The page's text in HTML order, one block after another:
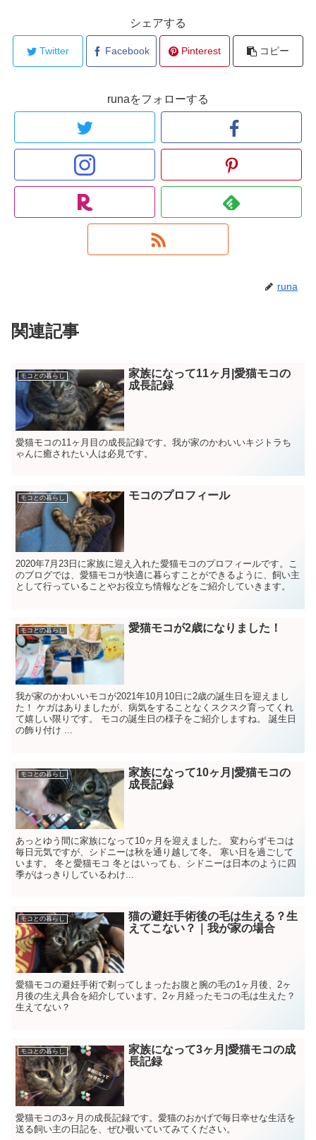
シェアする
Twitter Facebook Pinterest コピー
runaをフォローする
runa
関連記事
モコとの暮らし
家族になって11ヶ月|愛猫モコの
成長記録
愛猫モコの11ヶ月目の成長記録です。我が家のかわいいキジトラち
ゃんに癒されたい人は必見です。
モコとの暮らし モコのプロフィール
2020年7月23日に家族に迎え入れた愛猫モコのプロフィールです。こ
のブログでは、愛猫モコが快適に暮らすことができるように、飼い主
として行っていることやお役立ち情報などをご紹介していきます。
モコとの暮らし 愛猫モコが2歳になりました！
我が家のかわいいモコが2021年10月10日に2歳の誕生日を迎えまし
た！ ケガはありましたが、病気をすることなくスクスク育ってくれ
て嬉しい限りです。 モコの誕生日の様子をご紹介しますね。 誕生日
の飾り付け ...
モコとの暮らし
家族になって10ヶ月|愛猫モコの
成長記録
あっとゆう間に家族になって10ヶ月を迎えました。 変わらずモコは
毎日元気ですが、シドニーは秋を通り越して冬。 寒い日を過ごして
います。 冬と愛猫モコ 冬とはいっても、シドニーは日本のように四
季がはっきりしているわけ...
モコとの暮らし
猫の避妊手術後の毛は生える？生
えてこない？｜我が家の場合
愛猫モコの避妊手術で剃ってしまったお腹と腕の毛の1ヶ月後、2ヶ
月後の生え具合を紹介しています。2ヶ月経ったモコの毛は生えた？
生えてない？
モコとの暮らし
家族になって3ヶ月|愛猫モコの成
長記録
愛猫モコの3ヶ月の成長記録です。愛猫のおかげで毎日幸せな生活を
送る飼い主の日記を、ぜひ覗いていてみてください。